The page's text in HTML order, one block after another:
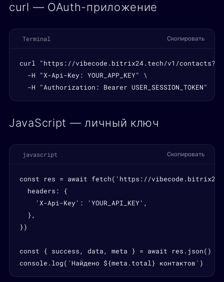
curl — OAuth-приложение
Terminal Скопировать
curl "https://vibecode.bitrix24.tech/v1/
  -H "X-Api-Key: YOUR_APP_KEY" \
  -H "Authorization: Bearer USER_SESSION_TOKEN"
JavaScript — личный ключ
javascript Скопировать
const res = await fetch('https://
  headers: {
    'X-Api-Key': 'YOUR_API_KEY',
  },
})
const { success, data, meta } = await res.json()
console.log(`Найдено ${meta.total} контактов`)